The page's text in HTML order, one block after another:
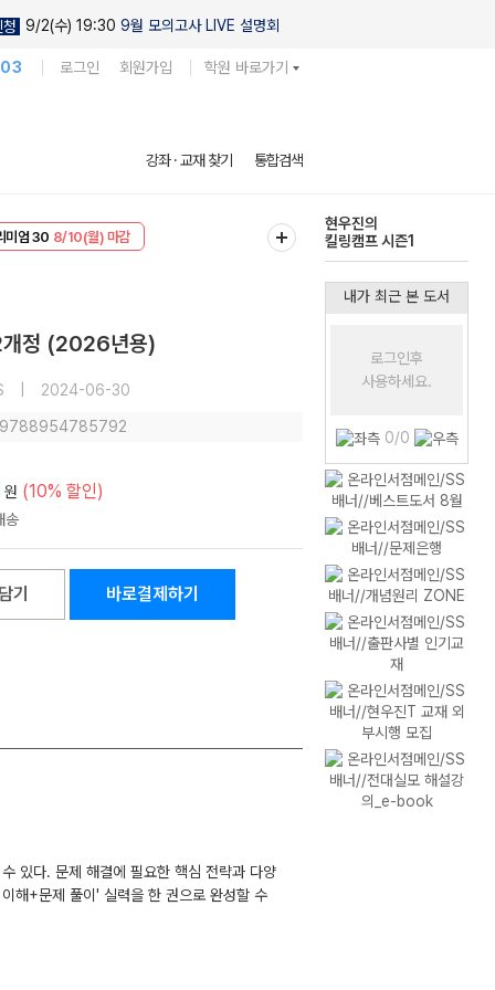
청 9/2(수) 19:30 9월 모의고사 LIVE 설명회
로그인 회원가입 학원 바로가기
강좌 · 교재 찾기 통합검색
미엄 30 8/10(월) 마감
킬링캠프 시즌1
다채로운 난도
실전 모의고사
개정 (2026년용)
2024-06-30
9788954785792
원 (10% 할인)
기 바로결제하기
있다. 문제 해결에 필요한 핵심 전략과 다양
해+문제 풀이' 실력을 한 권으로 완성할 수
내가 최근 본 도서
로그인후
사용하세요.
0/0